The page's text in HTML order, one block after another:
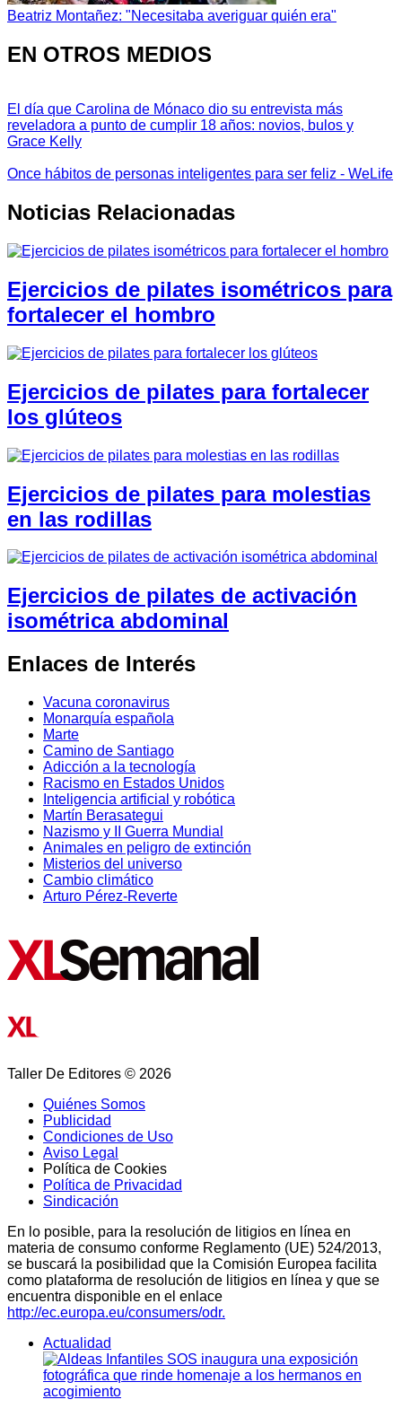
Beatriz Montañez: "Necesitaba averiguar quién era"
EN OTROS MEDIOS
El día que Carolina de Mónaco dio su entrevista más
reveladora a punto de cumplir 18 años: novios, bulos y
Grace Kelly
Once hábitos de personas inteligentes para ser feliz - WeLife
Noticias Relacionadas
Ejercicios de pilates isométricos para
fortalecer el hombro
Ejercicios de pilates para fortalecer
los glúteos
Ejercicios de pilates para molestias
en las rodillas
Ejercicios de pilates de activación
isométrica abdominal
Enlaces de Interés
Vacuna coronavirus
Monarquía española
Marte
Camino de Santiago
Adicción a la tecnología
Racismo en Estados Unidos
Inteligencia artificial y robótica
Martín Berasategui
Nazismo y II Guerra Mundial
Animales en peligro de extinción
Misterios del universo
Cambio climático
Arturo Pérez-Reverte
Taller De Editores © 2026
Quiénes Somos
Publicidad
Condiciones de Uso
Aviso Legal
Política de Cookies
Política de Privacidad
Sindicación
En lo posible, para la resolución de litigios en línea en
materia de consumo conforme Reglamento (UE) 524/2013,
se buscará la posibilidad que la Comisión Europea facilita
como plataforma de resolución de litigios en línea y que se
encuentra disponible en el enlace
http://ec.europa.eu/consumers/odr.
Actualidad